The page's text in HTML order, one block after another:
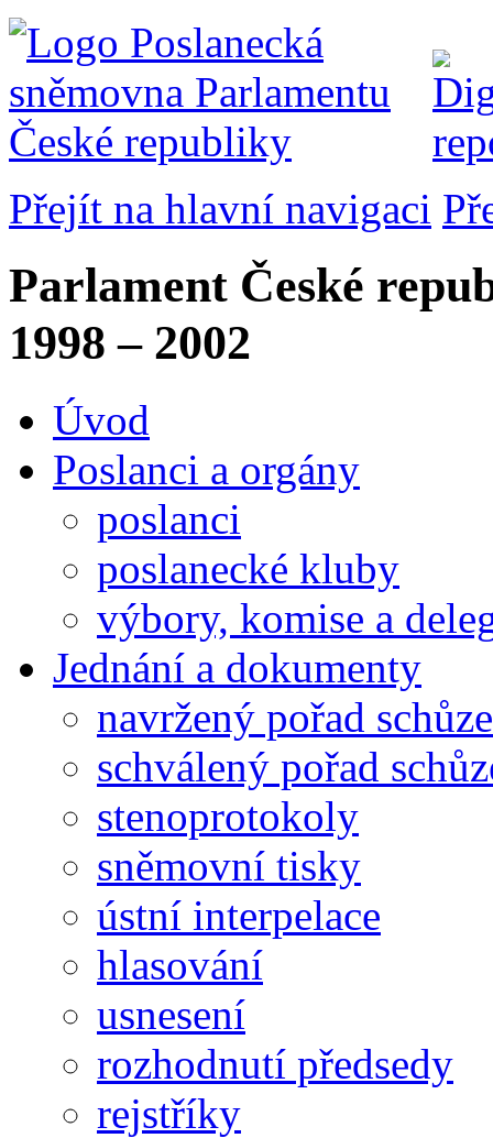
Přejít na hlavní navigaci
Parlament České
1998 – 2002
Úvod
Poslanci a orgány
poslanci
poslanecké kluby
výbory, komise a
Jednání a dokumenty
navržený pořad schůze
schválený pořad
stenoprotokoly
sněmovní tisky
ústní interpelace
hlasování
usnesení
rozhodnutí předsedy
rejstříky